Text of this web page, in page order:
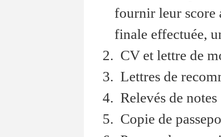
fournir leur score
finale effectuée,
2. CV et lettre de
3. Lettres de
4. Relevés de
5. Copie de